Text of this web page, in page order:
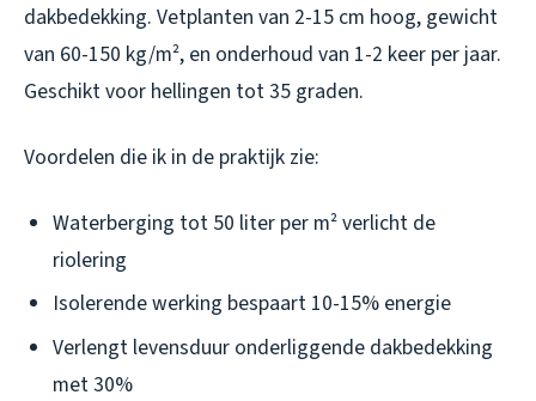
dakbedekking. Vetplanten van 2-15 cm hoog, gewicht
van 60-150 kg/m², en onderhoud van 1-2 keer per jaar.
Geschikt voor hellingen tot 35 graden.
Voordelen die ik in de praktijk zie:
Waterberging tot 50 liter per m² verlicht de
riolering
Isolerende werking bespaart 10-15% energie
Verlengt levensduur onderliggende dakbedekking
met 30%